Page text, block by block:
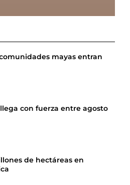
mayas entran
con fuerza entre agosto
de hectáreas en